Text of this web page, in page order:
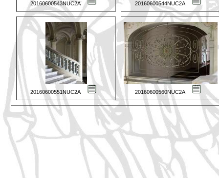
20160600543NUC2A 20160600544NUC2A
20160600551NUC2A 20160600560NUC2A